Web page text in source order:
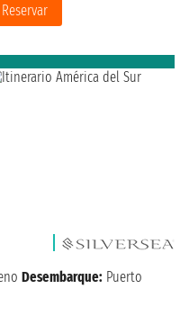
Reservar
Desembarque: Puerto